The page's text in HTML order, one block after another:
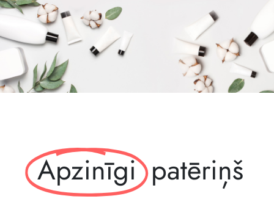
Apzinīgi patēriņš